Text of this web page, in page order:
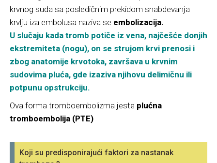
krvnog suda sa posledičnim prekidom snabdevanja
krvlju iza embolusa naziva se embolizacija.
U slučaju kada tromb potiče iz vena, najčešće donjih
ekstremiteta (nogu), on se strujom krvi prenosi i
zbog anatomije krvotoka, završava u krvnim
sudovima pluća, gde izaziva njihovu delimičnu ili
potpunu opstrukciju.
Ova forma tromboembolizma jeste plućna
tromboembolija (PTE)
Koji su predisponirajući faktori za nastanak